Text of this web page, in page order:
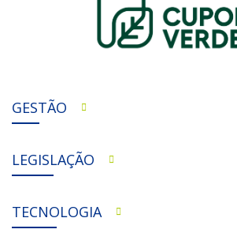
GESTÃO
LEGISLAÇÃO
TECNOLOGIA